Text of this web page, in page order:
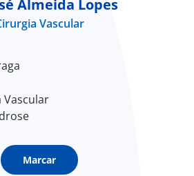
Almeida Lopes
Vascular
Vascular
Marcar